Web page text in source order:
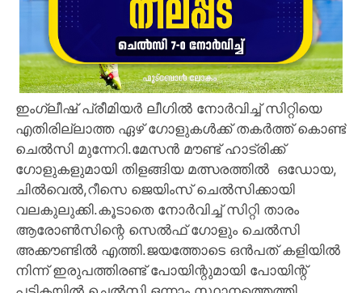
ഇംഗ്ലീഷ് പ്രീമിയർ ലീഗിൽ നോർവിച്ച് സിറ്റിയെ
എതിരില്ലാത്ത ഏഴ് ഗോളുകൾക്ക് തകർത്ത് കൊണ്ട്
ചെൽസി മുന്നേറി.മേസൻ മൗണ്ട് ഹാട്രിക്ക്
ഗോളുകളുമായി തിളങ്ങിയ മത്സരത്തിൽ ഒഡോയ,
ചിൽവെൽ,റീസെ ജെയിംസ് ചെൽസിക്കായി
വലകുലുക്കി.കൂടാതെ നോർവിച്ച് സിറ്റി താരം
ആരോൺസിന്റെ സെൽഫ് ഗോളും ചെൽസി
അക്കൗണ്ടിൽ എത്തി.ജയത്തോടെ ഒൻപത് കളിയിൽ
നിന്ന് ഇരുപത്തിരണ്ട് പോയിന്റുമായി പോയിന്റ്